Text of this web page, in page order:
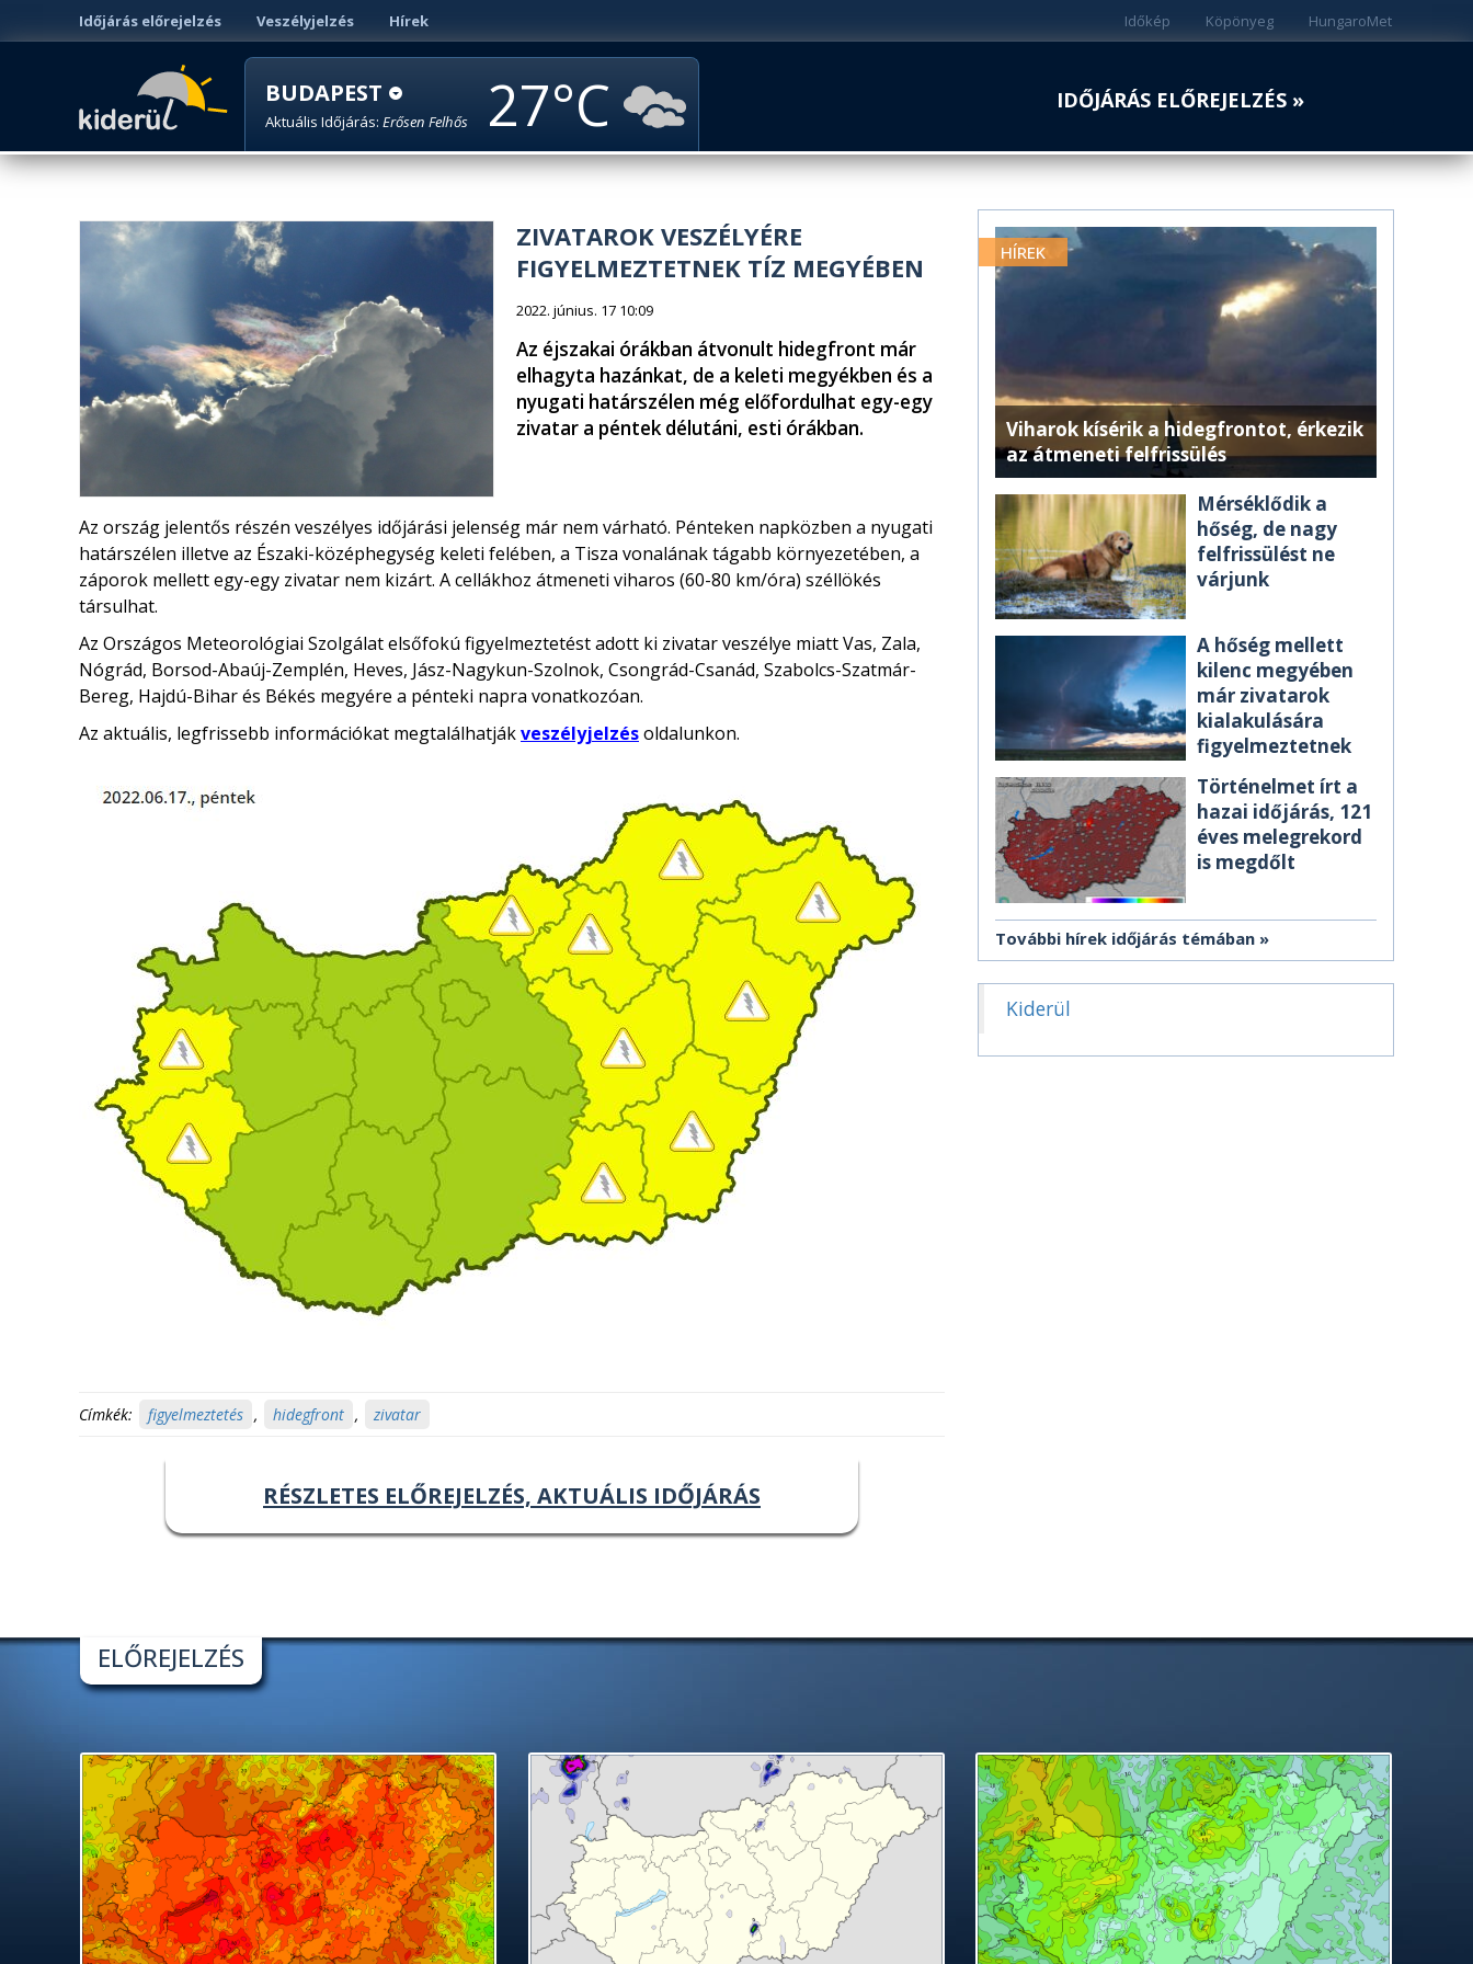
Időjárás előrejelzés Veszélyjelzés Hírek HungaroMet
Köpönyeg
Időkép
BUDAPEST
Aktuális Időjárás: Erősen Felhős 27 IDŐJÁRÁS ELŐREJELZÉS »
ZIVATAROK VESZÉLYÉRE
FIGYELMEZTETNEK TÍZ MEGYÉBEN
2022. június. 17 10:09
Az éjszakai órákban átvonult hidegfront már
elhagyta hazánkat, de a keleti megyékben és a
nyugati határszélen még előfordulhat egy-egy
zivatar a péntek délutáni, esti órákban.
Az ország jelentős részén veszélyes időjárási jelenség már nem várható. Pénteken napközben a nyugati
határszélen illetve az Északi-középhegység keleti felében, a Tisza vonalának tágabb környezetében, a
záporok mellett egy-egy zivatar nem kizárt. A cellákhoz átmeneti viharos (60-80 km/óra) széllökés
társulhat.
Az Országos Meteorológiai Szolgálat elsőfokú figyelmeztetést adott ki zivatar veszélye miatt Vas, Zala,
Nógrád, Borsod-Abaúj-Zemplén, Heves, Jász-Nagykun-Szolnok, Csongrád-Csanád, Szabolcs-Szatmár-
Bereg, Hajdú-Bihar és Békés megyére a pénteki napra vonatkozóan.
Az aktuális, legfrissebb információkat megtalálhatjákveszélyjelzésoldalunkon.
Címkék: figyelmeztetés , hidegfront , zivatar
RÉSZLETES ELŐREJELZÉS, AKTUÁLIS IDŐJÁRÁS
HÍREK
Viharok kísérik a hidegfrontot, érkezik
az átmeneti felfrissülés
Mérséklődik a
hőség, de nagy
felfrissülést ne
várjunk
A hőség mellett
kilenc megyében
már zivatarok
kialakulására
figyelmeztetnek
Történelmet írt a
hazai időjárás, 121
éves melegrekord
is megdőlt
További hírek időjárás témában
Kiderül
ELŐREJELZÉS